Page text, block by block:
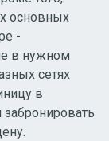
основных
-
в нужном
сетях
в
забронировать